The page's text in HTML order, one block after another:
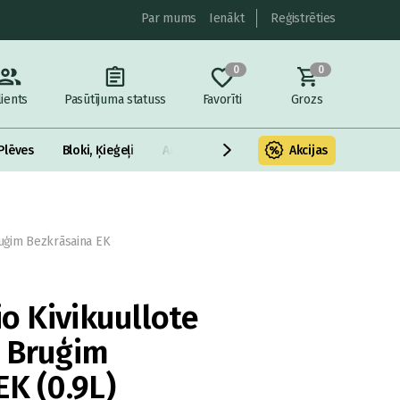
Par mums Ienākt Reģistrēties
Pasūtījuma statuss
0
Favorīti
0
Grozs
Bloki, Ķieģeļi Armatūra un metāls Fasādes
Akcijas
Bezkrāsaina EK
Kivikuullote
(0.9L)